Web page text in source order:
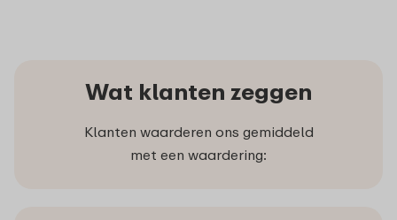
Wat klanten zeggen
Klanten waarderen ons gemiddeld
met een waardering: